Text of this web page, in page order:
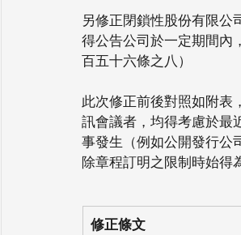
另修正閉鎖性股份有限公
得公告公司於一定期間內
百五十六條之八）
此次修正前後對照如附表
訊會議者，均得考慮於最
事發生（例如公開發行公
除章程訂明之限制時始得
修正條文